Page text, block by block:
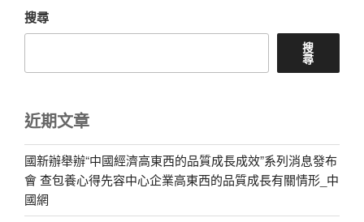
搜尋
搜
尋
近期文章
國新辦舉辦“中國經濟高東西的品質成長成效”系列消息發布
會 查包養心得先容中心企業高東西的品質成長有關情形_中
國網